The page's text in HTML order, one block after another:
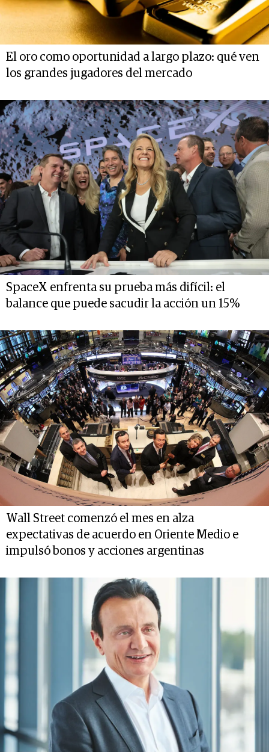
El oro como oportunidad a largo plazo: qué ven
los grandes jugadores del mercado
SpaceX enfrenta su prueba más difícil: el
balance que puede sacudir la acción un 15%
Wall Street comenzó el mes en alza
expectativas de acuerdo en Oriente Medio e
impulsó bonos y acciones argentinas